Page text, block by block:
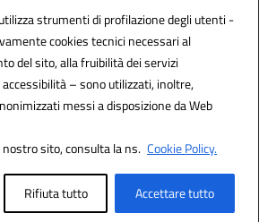
strumenti di profilazione degli utenti -
cookies tecnici necessari al
del sito, alla fruibilità dei servizi
– sono utilizzati, inoltre,
messi a disposizione da Web
nostro sito, consulta la ns. Cookie Policy.
Rifiuta tutto Accettare tutto
Amministrazioni (IPA): istsc_cepm03000d
(CUF): UF7IYN
Powered by 3D Solution S.r.l.
& Design by Designers Italia